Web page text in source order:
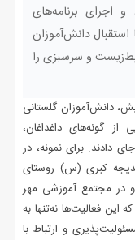
اجرای برنامه‌های
دانش‌آموزان
و سرسبزی را
دانش‌آموزان گلستانی
گونه‌های داغداغان،
دادند. برای نمونه، در
کبری (س) روستای
برگزار شد و در مجتمع آموزشی مهر
کاشته شد که این فعالیت‌ها نه‌تنها به
و ارتباط با